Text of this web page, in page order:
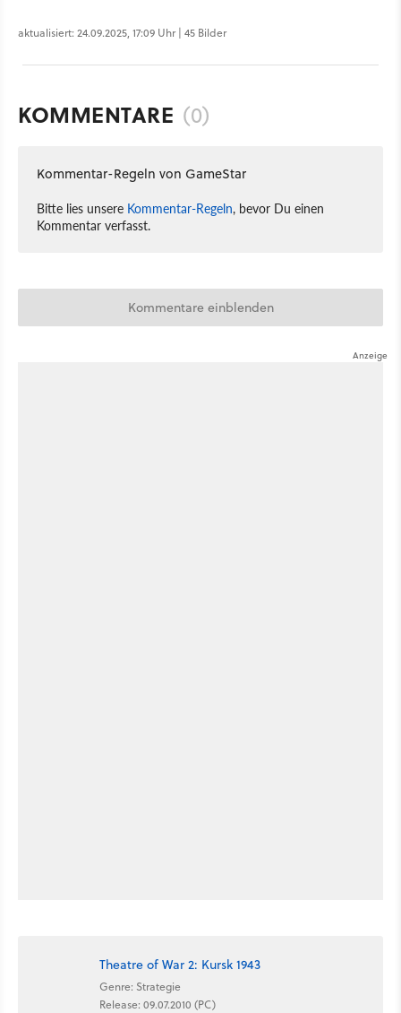
aktualisiert: 24.09.2025, 17:09 Uhr | 45 Bilder
KOMMENTARE (0)
Kommentar-Regeln von GameStar
Bitte lies unsere Kommentar-Regeln, bevor Du einen
Kommentar verfasst.
Kommentare einblenden
Theatre of War 2: Kursk 1943
Genre: Strategie
Release: 09.07.2010 (PC)